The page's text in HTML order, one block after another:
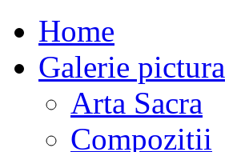
Home
Galerie pictura
Arta Sacra
Compozitii